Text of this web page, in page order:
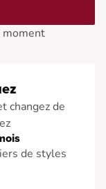
moment
changez de
de styles